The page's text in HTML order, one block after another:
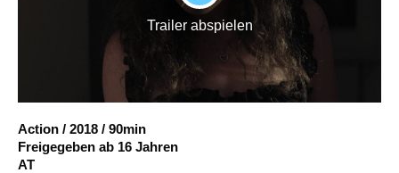
Gutscheine
& Filmpässe
Account
PLAY
Trailer abspielen
Action / 2018 / 90min
Freigegeben ab 16 Jahren
AT